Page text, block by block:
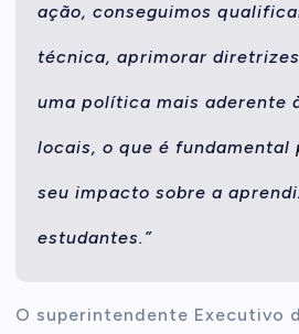
ação, conseguimos
técnica, aprimorar
uma política mais aderente
locais, o que é fundamental
seu impacto sobre a
estudantes.”
O superintendente Executivo